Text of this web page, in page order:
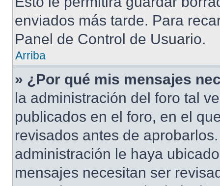
enviados más tarde. Para
Panel de Control de Usuario.
Arriba
» ¿Por qué mis mensajes
la administración del foro tal
publicados en el foro, en el
revisados antes de
administración le haya
mensajes necesitan ser